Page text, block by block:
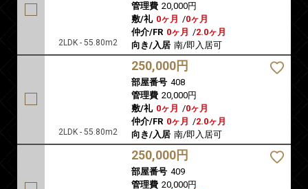
2LDK - 55.80m2
管理費 20,000円
敷/礼 0ヶ月 /0ヶ月
仲介/FR 0ヶ月 /2.0ヶ月
向き/入居 南/即入居可
2LDK - 55.80m2
250,000円
部屋番号 408
管理費 20,000円
敷/礼 0ヶ月 /0ヶ月
仲介/FR 0ヶ月 /2.0ヶ月
向き/入居 南/即入居可
250,000円
部屋番号 409
管理費 20,000円